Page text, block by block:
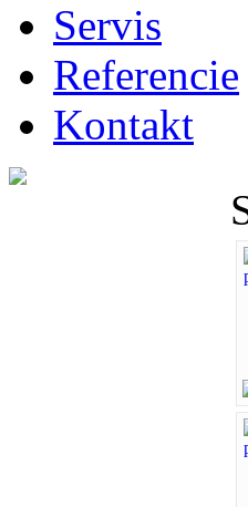
Servis
Referencie
Kontakt